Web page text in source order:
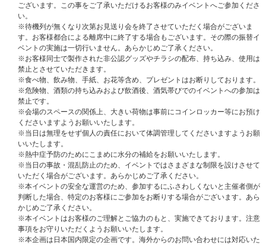
る「会員情報」がご本人様情報になります。ご注文者様情報とお届け先の情
報が異なる場合はご注意ください。
※ご注文・ご登録の際に入力するお名前は＜必ず日本語(漢字・ひらがな・
カタカナ)＞にてご入力ください。
ただし、お名前が、英ローマ字の場合は、英ローマ字にてご入力ください。
それ以外の言語でのご入力はイベント応募対象外になります。ご注意くださ
い。
また、お名前が日本語(漢字・ひらがな・カタカナ)にも関わらず、英ローマ
字にてご入力された場合は、落選対象になる可能性がございます。
※ご購入の際、イベントに参加を希望されるご本人様のお名前で必ずご入力
ください。
※ご注文完了後の登録情報の変更はいかなる理由でもお断りいたしますの
で、ご登録の際はご注意ください。各ストアの登録情報の住所と身分証明書
の住所が異なる場合はイベントにご参加いただけない場合がございます。
■当選発表
※当選発表は応募期間内に該当イベント応募専用の商品をご購入いただいた
お客様を対象に抽選を行い、UNIVERSAL MUSIC STOREはマイページにて
「当選」をお知らせいたします。
※当選発表は当選者様にのみご連絡させていただきます。落選の場合はご案
内いたしませんので、あらかじめご了承ください。
※当選案内のマイページ通知は、イベント終了時まで大切に保管してくださ
い。
ございます。この事をご了承いただけるお客様のみイベントへご参加くださ
い。
※待機列が無くなり次第お見送り会を終了させていただく場合がございま
す。お客様都合による離席中に終了する場合もございます。その際の振替イ
ベントの実施は一切行いません。あらかじめご了承ください。
※お客様同士で製作された非公認グッズやチラシの配布、持ち込み、使用は
禁止とさせていただきます。
※食べ物、飲み物、手紙、お花等含め、プレゼントはお断りしております。
※危険物、酒類の持ち込みおよび飲酒後、酒気帯びでのイベントへの参加は
禁止です。
※会場のスペースの関係上、大きい荷物は事前にコインロッカー等にお預け
くださいますようお願いいたします。
※当日は無理をせず個人の責任において体調管理してくださいますようお願
いいたします。
※熱中症予防のためにこまめに水分の補給をお願いいたします。
※当日の事故・混乱防止のため、イベントではさまざまな制限を設けさせて
いただく場合がございます。あらかじめご了承ください。
※本イベントの安全な運営のため、参加するにふさわしくないと主催者側が
判断した場合、特定のお客様にご参加をお断りする場合がございます。あら
かじめご了承ください。
※本イベントはお客様のご理解とご協力のもと、実施できております。注意
事項をお守りいただくようお願いいたします。
※本企画は日本国内限定の企画です。海外からのお問い合わせには対応いた